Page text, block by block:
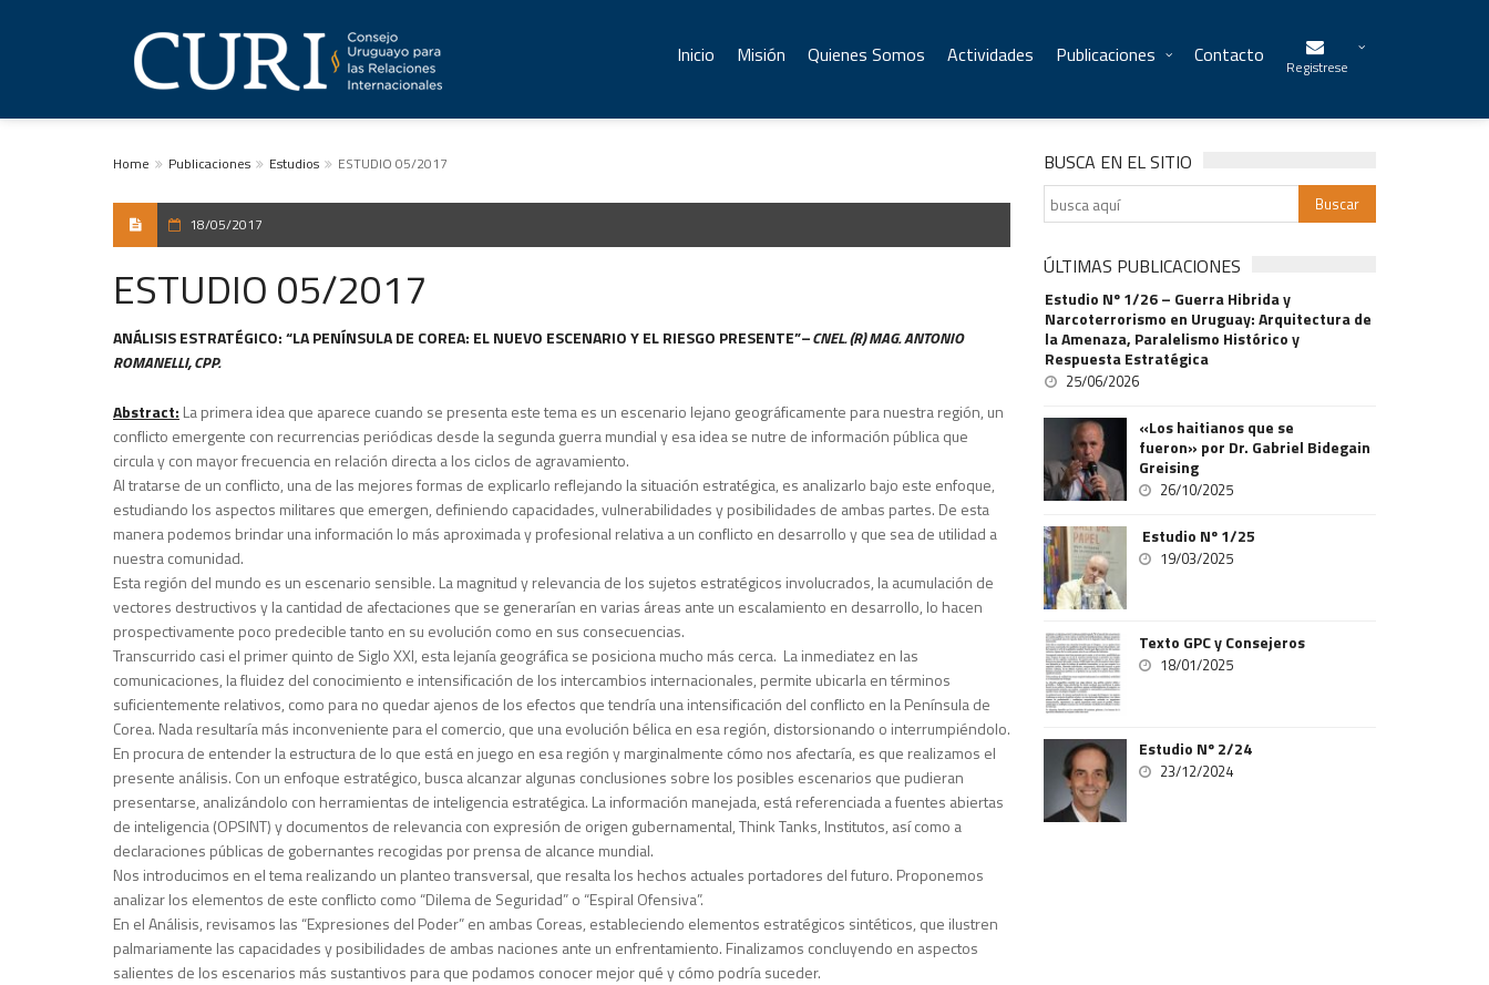
Inicio Misión Quienes Somos Actividades Publicaciones Contacto Registrese
Home Publicaciones Estudios ESTUDIO 05/2017
18/05/2017
ESTUDIO 05/2017
ANÁLISIS ESTRATÉGICO:“LA PENÍNSULA DE COREA: EL NUEVO ESCENARIO Y EL RIESGO PRESENTE”–CNEL. (R) MAG. ANTONIO
ROMANELLI, CPP.
Abstract: La primera idea que aparece cuando se presenta este tema es un escenario lejano geográficamente para nuestra región, un
conflicto emergente con recurrencias periódicas desde la segunda guerra mundial y esa idea se nutre de información pública que
circula y con mayor frecuencia en relación directa a los ciclos de agravamiento.
Al tratarse de un conflicto, una de las mejores formas de explicarlo reflejando la situación estratégica, es analizarlo bajo este enfoque,
estudiando los aspectos militares que emergen, definiendo capacidades, vulnerabilidades y posibilidades de ambas partes. De esta
manera podemos brindar una información lo más aproximada y profesional relativa a un conflicto en desarrollo y que sea de utilidad a
nuestra comunidad.
Esta región del mundo es un escenario sensible. La magnitud y relevancia de los sujetos estratégicos involucrados, la acumulación de
vectores destructivos y la cantidad de afectaciones que se generarían en varias áreas ante un escalamiento en desarrollo, lo hacen
prospectivamente poco predecible tanto en su evolución como en sus consecuencias.
Transcurrido casi el primer quinto de Siglo XXI, esta lejanía geográfica se posiciona mucho más cerca. La inmediatez en las
comunicaciones, la fluidez del conocimiento e intensificación de los intercambios internacionales, permite ubicarla en términos
suficientemente relativos, como para no quedar ajenos de los efectos que tendría una intensificación del conflicto en la Península de
Corea. Nada resultaría más inconveniente para el comercio, que una evolución bélica en esa región, distorsionando o interrumpiéndolo.
En procura de entender la estructura de lo que está en juego en esa región y marginalmente cómo nos afectaría, es que realizamos el
presente análisis. Con un enfoque estratégico, busca alcanzar algunas conclusiones sobre los posibles escenarios que pudieran
presentarse, analizándolo con herramientas de inteligencia estratégica. La información manejada, está referenciada a fuentes abiertas
de inteligencia (OPSINT) y documentos de relevancia con expresión de origen gubernamental, Think Tanks, Institutos, así como a
declaraciones públicas de gobernantes recogidas por prensa de alcance mundial.
Nos introducimos en el tema realizando un planteo transversal, que resalta los hechos actuales portadores del futuro. Proponemos
analizar los elementos de este conflicto como “Dilema de Seguridad” o “Espiral Ofensiva”.
En el Análisis, revisamos las “Expresiones del Poder” en ambas Coreas, estableciendo elementos estratégicos sintéticos, que ilustren
palmariamente las capacidades y posibilidades de ambas naciones ante un enfrentamiento. Finalizamos concluyendo en aspectos
salientes de los escenarios más sustantivos para que podamos conocer mejor qué y cómo podría suceder.
BUSCA EN EL SITIO
ÚLTIMAS PUBLICACIONES
Estudio Nº 1/26 – Guerra Hibrida y
Narcoterrorismo en Uruguay: Arquitectura de
la Amenaza, Paralelismo Histórico y
Respuesta Estratégica
25/06/2026
«Los haitianos que se
fueron» por Dr. Gabriel Bidegain
Greising
26/10/2025
Estudio Nº 1/25
19/03/2025
Texto GPC y Consejeros
18/01/2025
Estudio Nº 2/24
23/12/2024